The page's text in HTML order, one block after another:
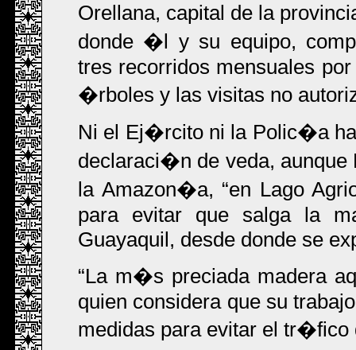
Orellana, capital de la
donde �l y su equipo,
tres recorridos mensuales
�rboles y las visitas no
Ni el Ej�rcito ni la Polic�a
declaraci�n de veda,
la Amazon�a,
en Lago
para evitar que salga la
Guayaquil, desde donde se
La m�s preciada madera
quien considera que su
medidas para evitar el tr�fico